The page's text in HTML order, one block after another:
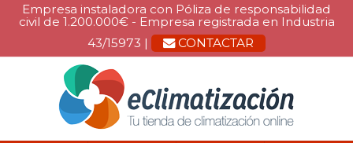
Empresa instaladora con Póliza de responsabilidad
civil de 1.200.000€ - Empresa registrada en Industria
43/15973 |
CONTACTAR